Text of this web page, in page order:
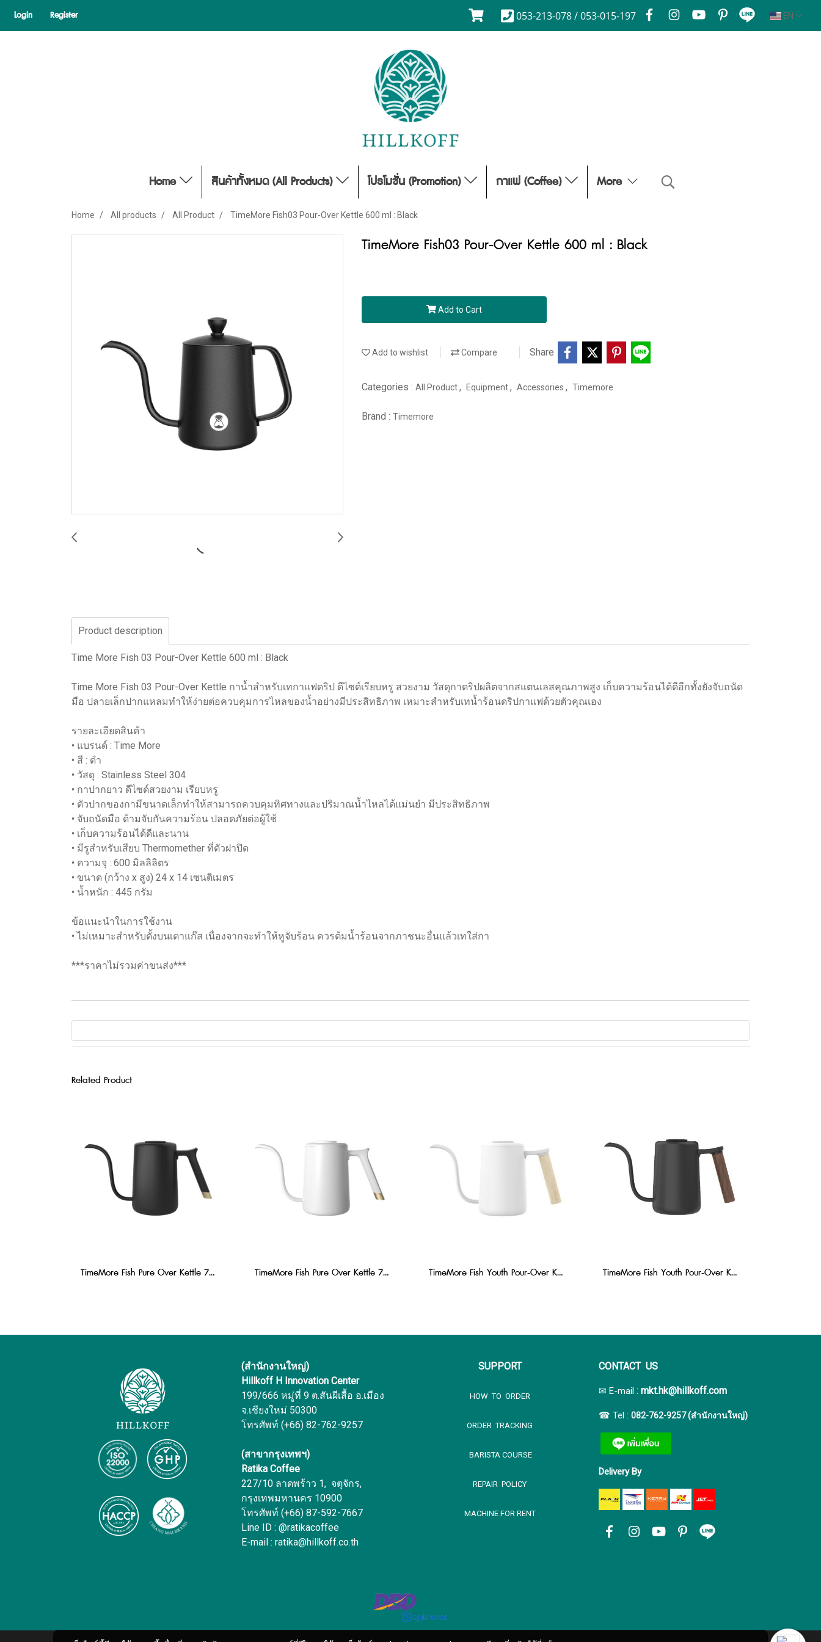
Login Register 053-213-078 / 053-015-197 EN
Home สินค้าทั้งหมด (All Products) โปรโมชั่น (Promotion) กาแฟ (Coffee) More
Home All products All Product TimeMore Fish03 Pour-Over Kettle 600 ml : Black
TimeMore Fish03 Pour-Over Kettle 600 ml : Black
Add to Cart
Add to wishlist Compare Share
Categories : All Product, Equipment, Accessories , Timemore
Brand : Timemore
Product description
Time More Fish 03 Pour-Over Kettle 600 ml : Black
Time More Fish 03 Pour-Over Kettle กาน้ำสำหรับเทกาแฟดริป ดีไซด์เรียบหรู สวยงาม วัสดุกาดริปผลิตจากสแตนเลสคุณภาพสูง เก็บความร้อนได้ดีอีกทั้งยังจับถนัด
มือ ปลายเล็กปากแหลมทำให้ง่ายต่อควบคุมการไหลของน้ำอย่างมีประสิทธิภาพ เหมาะสำหรับเทน้ำร้อนดริปกาแฟด้วยตัวคุณเอง
รายละเอียดสินค้า
• แบรนด์ : Time More
• สี : ดำ
• วัสดุ : Stainless Steel 304
• กาปากยาว ดีไซด์สวยงาม เรียบหรู
• ตัวปากของกามีขนาดเล็กทำให้สามารถควบคุมทิศทางและปริมาณน้ำไหลได้แม่นยำ มีประสิทธิภาพ
• จับถนัดมือ ด้ามจับกันความร้อน ปลอดภัยต่อผู้ใช้
• เก็บความร้อนได้ดีและนาน
• มีรูสำหรับเสียบ Thermomether ที่ตัวฝาปิด
• ความจุ : 600 มิลลิลิตร
• ขนาด (กว้าง x สูง) 24 x 14 เซนติเมตร
• น้ำหนัก : 445 กรัม
ข้อแนะนำในการใช้งาน
• ไม่เหมาะสำหรับตั้งบนเตาแก๊ส เนื่องจากจะทำให้หูจับร้อน ควรต้มน้ำร้อนจากภาชนะอื่นแล้วเทใส่กา
***ราคาไม่รวมค่าขนส่ง***
Related Product
TimeMore Fish Pure Over Kettle 700 ml : Black TimeMore Fish Pure Over Kettle 700 ml : White TimeMore Fish Youth Pour-Over Kettle 700 ml :White TimeMore Fish Youth Pour-Over Kettle 700 ml : Black
(สำนักงานใหญ่)
Hillkoff H Innovation Center
199/666 หมู่ที่ 9 ต.สันผีเสื้อ อ.เมือง
จ.เชียงใหม่ 50300
โทรศัพท์ (+66) 82-762-9257
(สาขากรุงเทพฯ)
Ratika Coffee
227/10 ลาดพร้าว 1, จตุจักร,
กรุงเทพมหานคร 10900
โทรศัพท์ (+66) 87-592-7667
Line ID : @ratikacoffee
E-mail : ratika@hillkoff.co.th
SUPPORT
HOW TO ORDER
ORDER TRACKING
BARISTA COURSE
REPAIR POLICY
MACHINE FOR RENT
CONTACT US
✉ E-mail : mkt.hk@hillkoff.com
☎ Tel : 082-762-9257 (สำนักงานใหญ่)
Delivery By